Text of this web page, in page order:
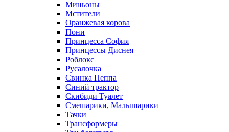
Миньоны
Мстители
Оранжевая корова
Пони
Принцесса София
Принцессы Диснея
Роблокс
Русалочка
Свинка Пеппа
Синий трактор
Скибиди Туалет
Смешарики, Малышарики
Тачки
Трансформеры